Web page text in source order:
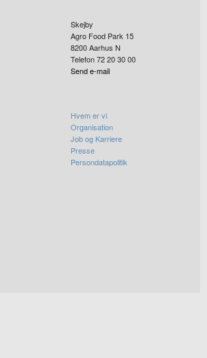
Skejby
Agro Food Park 15
8200Aarhus N
Telefon 72 20 30 00
Send e-mail
Hvem er vi
Organisation
Job og Karriere
Presse
Persondatapolitik